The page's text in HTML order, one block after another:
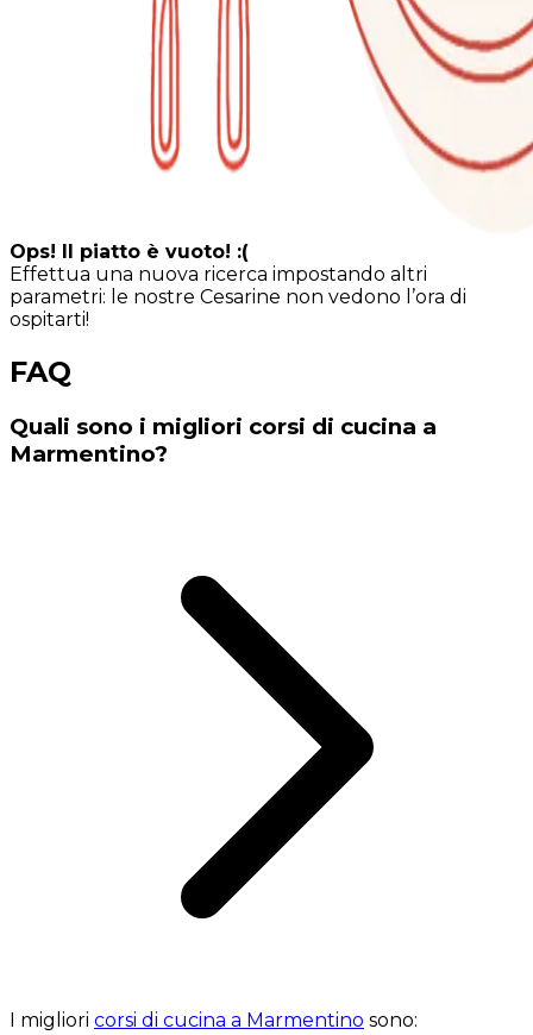
Ops! Il piatto è vuoto! :(
Effettua una nuova ricerca impostando altri
parametri: le nostre Cesarine non vedono l’ora di
ospitarti!
FAQ
Quali sono i migliori corsi di cucina a
Marmentino?
I migliori corsi di cucina a Marmentino sono: